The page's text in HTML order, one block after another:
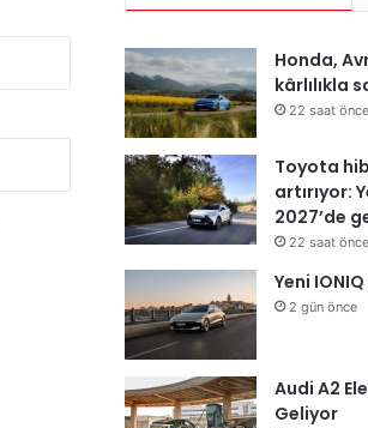
Honda,
kârlılıkla
22 saat önce
Toyota
artırıyor:
2027’de
22 saat önce
Yeni
2 gün önce
Audi A2
Geliyor